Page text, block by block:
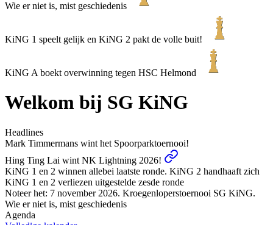
Wie er niet is, mist geschiedenis
KiNG 1 speelt gelijk en KiNG 2 pakt de volle buit!
KiNG A boekt overwinning tegen HSC Helmond
Welkom bij SG KiNG
Headlines
Mark Timmermans wint het Spoorparktoernooi!
Hing Ting Lai wint NK Lightning 2026!
KiNG 1 en 2 winnen allebei laatste ronde. KiNG 2 handhaaft zich
KiNG 1 en 2 verliezen uitgestelde zesde ronde
Noteer het: 7 november 2026. Kroegenloperstoernooi SG KiNG.
Wie er niet is, mist geschiedenis
Agenda